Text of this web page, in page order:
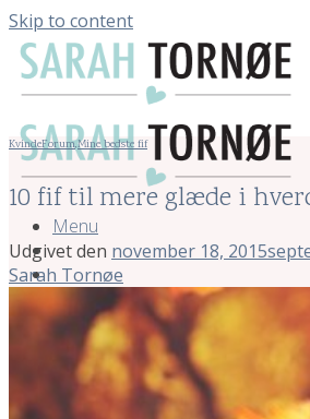
Skip to content
Menu
Menu
KvindeForum,Mine bedste fif
10 fif til mere glæde i
Udgivet den november 18, 2015
Sarah Tornøe